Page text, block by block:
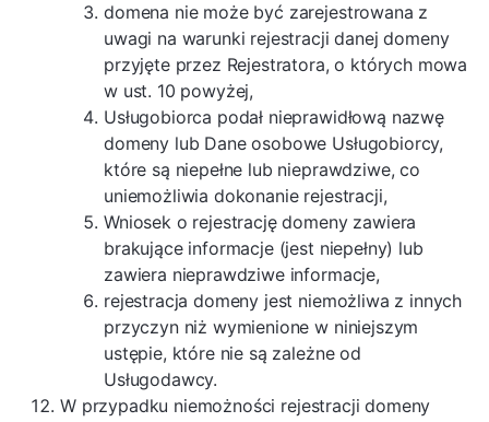
domena nie może być zarejestrowana z
uwagi na warunki rejestracji danej domeny
przyjęte przez Rejestratora, o których mowa
w ust. 10 powyżej,
Usługobiorca podał nieprawidłową nazwę
domeny lub Dane osobowe Usługobiorcy,
które są niepełne lub nieprawdziwe, co
uniemożliwia dokonanie rejestracji,
Wniosek o rejestrację domeny zawiera
brakujące informacje (jest niepełny) lub
zawiera nieprawdziwe informacje,
rejestracja domeny jest niemożliwa z innych
przyczyn niż wymienione w niniejszym
ustępie, które nie są zależne od
Usługodawcy.
W przypadku niemożności rejestracji domeny